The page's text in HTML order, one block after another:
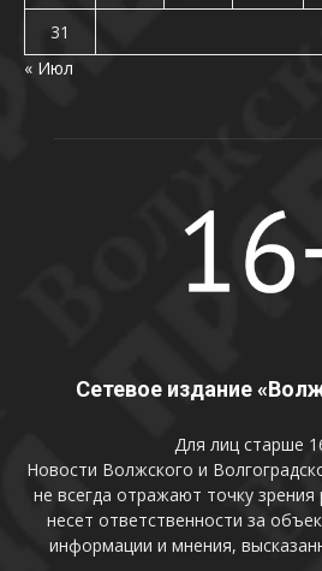
31
« Июл
Сетевое издание
Для лиц старше
Новости Волжского и
не всегда отражают точку зрения
несет ответственности за
информации и мнения,